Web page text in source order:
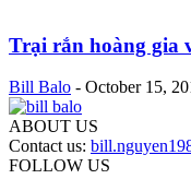
Trại rắn hoàng gia
Bill Balo - October 15,
ABOUT US
Contact us:
FOLLOW US